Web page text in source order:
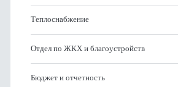
Теплоснабжение
Отдел по ЖКХ и благоустройств
Бюджет и отчетность